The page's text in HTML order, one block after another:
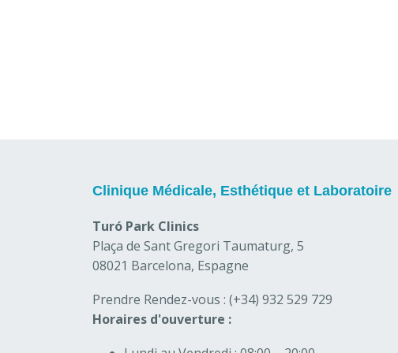
Clinique Médicale, Esthétique et Laboratoire
Turó Park Clinics
Plaça de Sant Gregori Taumaturg, 5
08021 Barcelona, Espagne
Prendre Rendez-vous : (+34) 932 529 729
Horaires d'ouverture :